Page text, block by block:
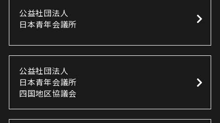
公益社団法人
日本青年会議所
公益社団法人
日本青年会議所
四国地区協議会